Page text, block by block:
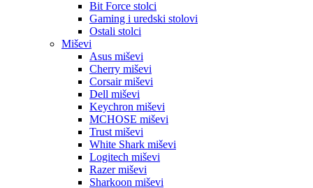
Bit Force stolci
Gaming i uredski stolovi
Ostali stolci
Miševi
Asus miševi
Cherry miševi
Corsair miševi
Dell miševi
Keychron miševi
MCHOSE miševi
Trust miševi
White Shark miševi
Logitech miševi
Razer miševi
Sharkoon miševi